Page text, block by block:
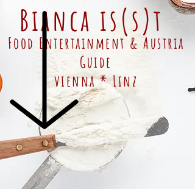
Bianca is(s)t
Food Entertainment & Austria
Guide
vienna * Linz